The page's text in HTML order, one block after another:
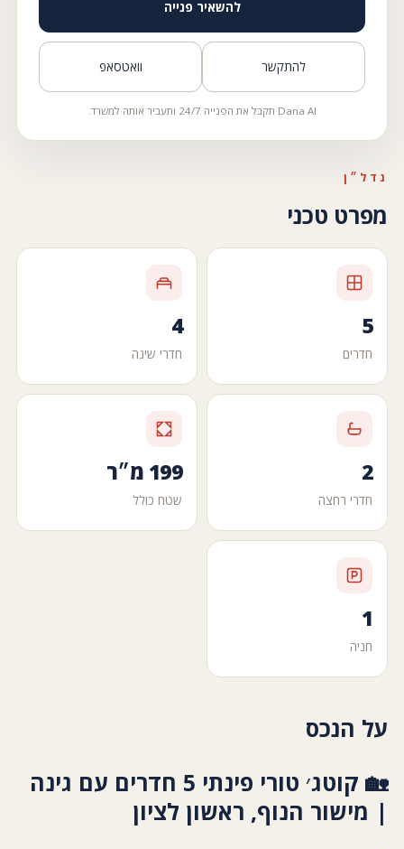
נדל״ן
מפרט טכני
5
חדרים
4
חדרי שינה
2
חדרי רחצה
199 מ״ר
שטח כולל
1
חניה
על הנכס
🏡 קוטג׳ טורי פינתי 5 חדרים עם גינה
| מישור הנוף, ראשון לציון
להשאיר פנייה
להתקשר וואטסאפ
Dana AI תקבל את הפנייה 24/7 ותעביר אותה למשרד.